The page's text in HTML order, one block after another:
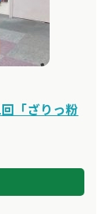
「ざりっ粉